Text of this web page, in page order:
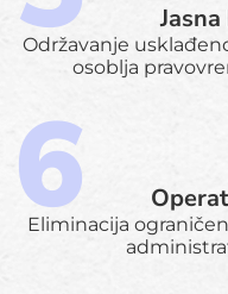
Održavanje
osoblja
Eliminacija